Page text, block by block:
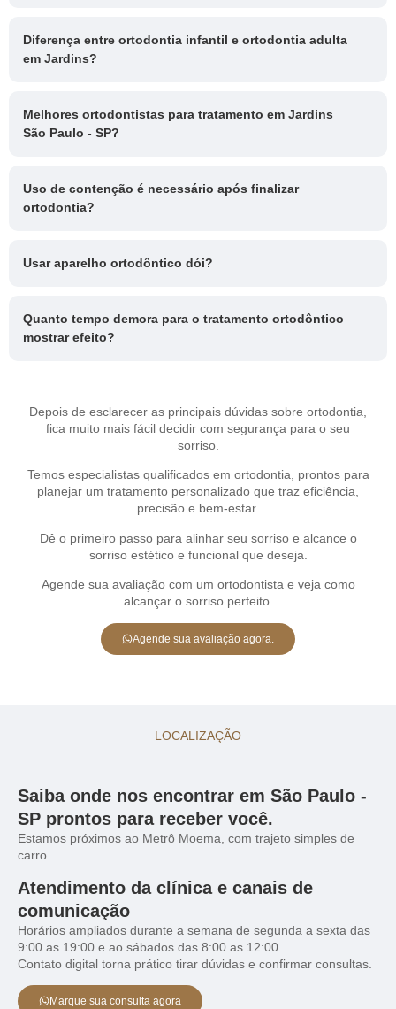
Diferença entre ortodontia infantil e ortodontia adulta
em Jardins?
Melhores ortodontistas para tratamento em Jardins
São Paulo - SP?
Uso de contenção é necessário após finalizar
ortodontia?
Usar aparelho ortodôntico dói?
Quanto tempo demora para o tratamento ortodôntico
mostrar efeito?
Depois de esclarecer as principais dúvidas sobre ortodontia,
fica muito mais fácil decidir com segurança para o seu
sorriso.
Temos especialistas qualificados em ortodontia, prontos para
planejar um tratamento personalizado que traz eficiência,
precisão e bem-estar.
Dê o primeiro passo para alinhar seu sorriso e alcance o
sorriso estético e funcional que deseja.
Agende sua avaliação com um ortodontista e veja como
alcançar o sorriso perfeito.
Agende sua avaliação agora.
LOCALIZAÇÃO
Saiba onde nos encontrar em São Paulo -
SP prontos para receber você.
Estamos próximos ao Metrô Moema, com trajeto simples de
carro.
Atendimento da clínica e canais de
comunicação
Horários ampliados durante a semana de segunda a sexta das
9:00 as 19:00 e ao sábados das 8:00 as 12:00.
Contato digital torna prático tirar dúvidas e confirmar consultas.
Marque sua consulta agora